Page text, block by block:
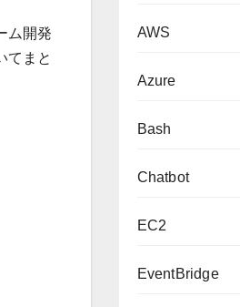
ム開発
てまと
AWS
Azure
Bash
Chatbot
EC2
EventBridge